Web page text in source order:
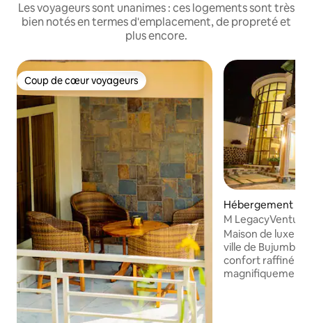
Les voyageurs sont unanimes : ces logements sont très
bien notés en termes d'emplacement, de propreté et
plus encore.
Coup de cœur voyageurs
Coup de cœur voyageurs
Hébergement ⋅
M
Maison de luxe
ville de Bujumbura Entrez dans
confort raffiné de
magnifiquement